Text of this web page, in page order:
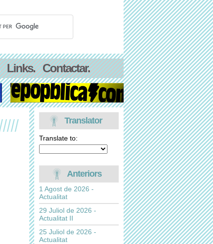
Links. Contactar.
Translator
Translate to:
Anteriors
1 Agost de 2026 -
Actualitat
29 Juliol de 2026 -
Actualitat II
25 Juliol de 2026 -
Actualitat